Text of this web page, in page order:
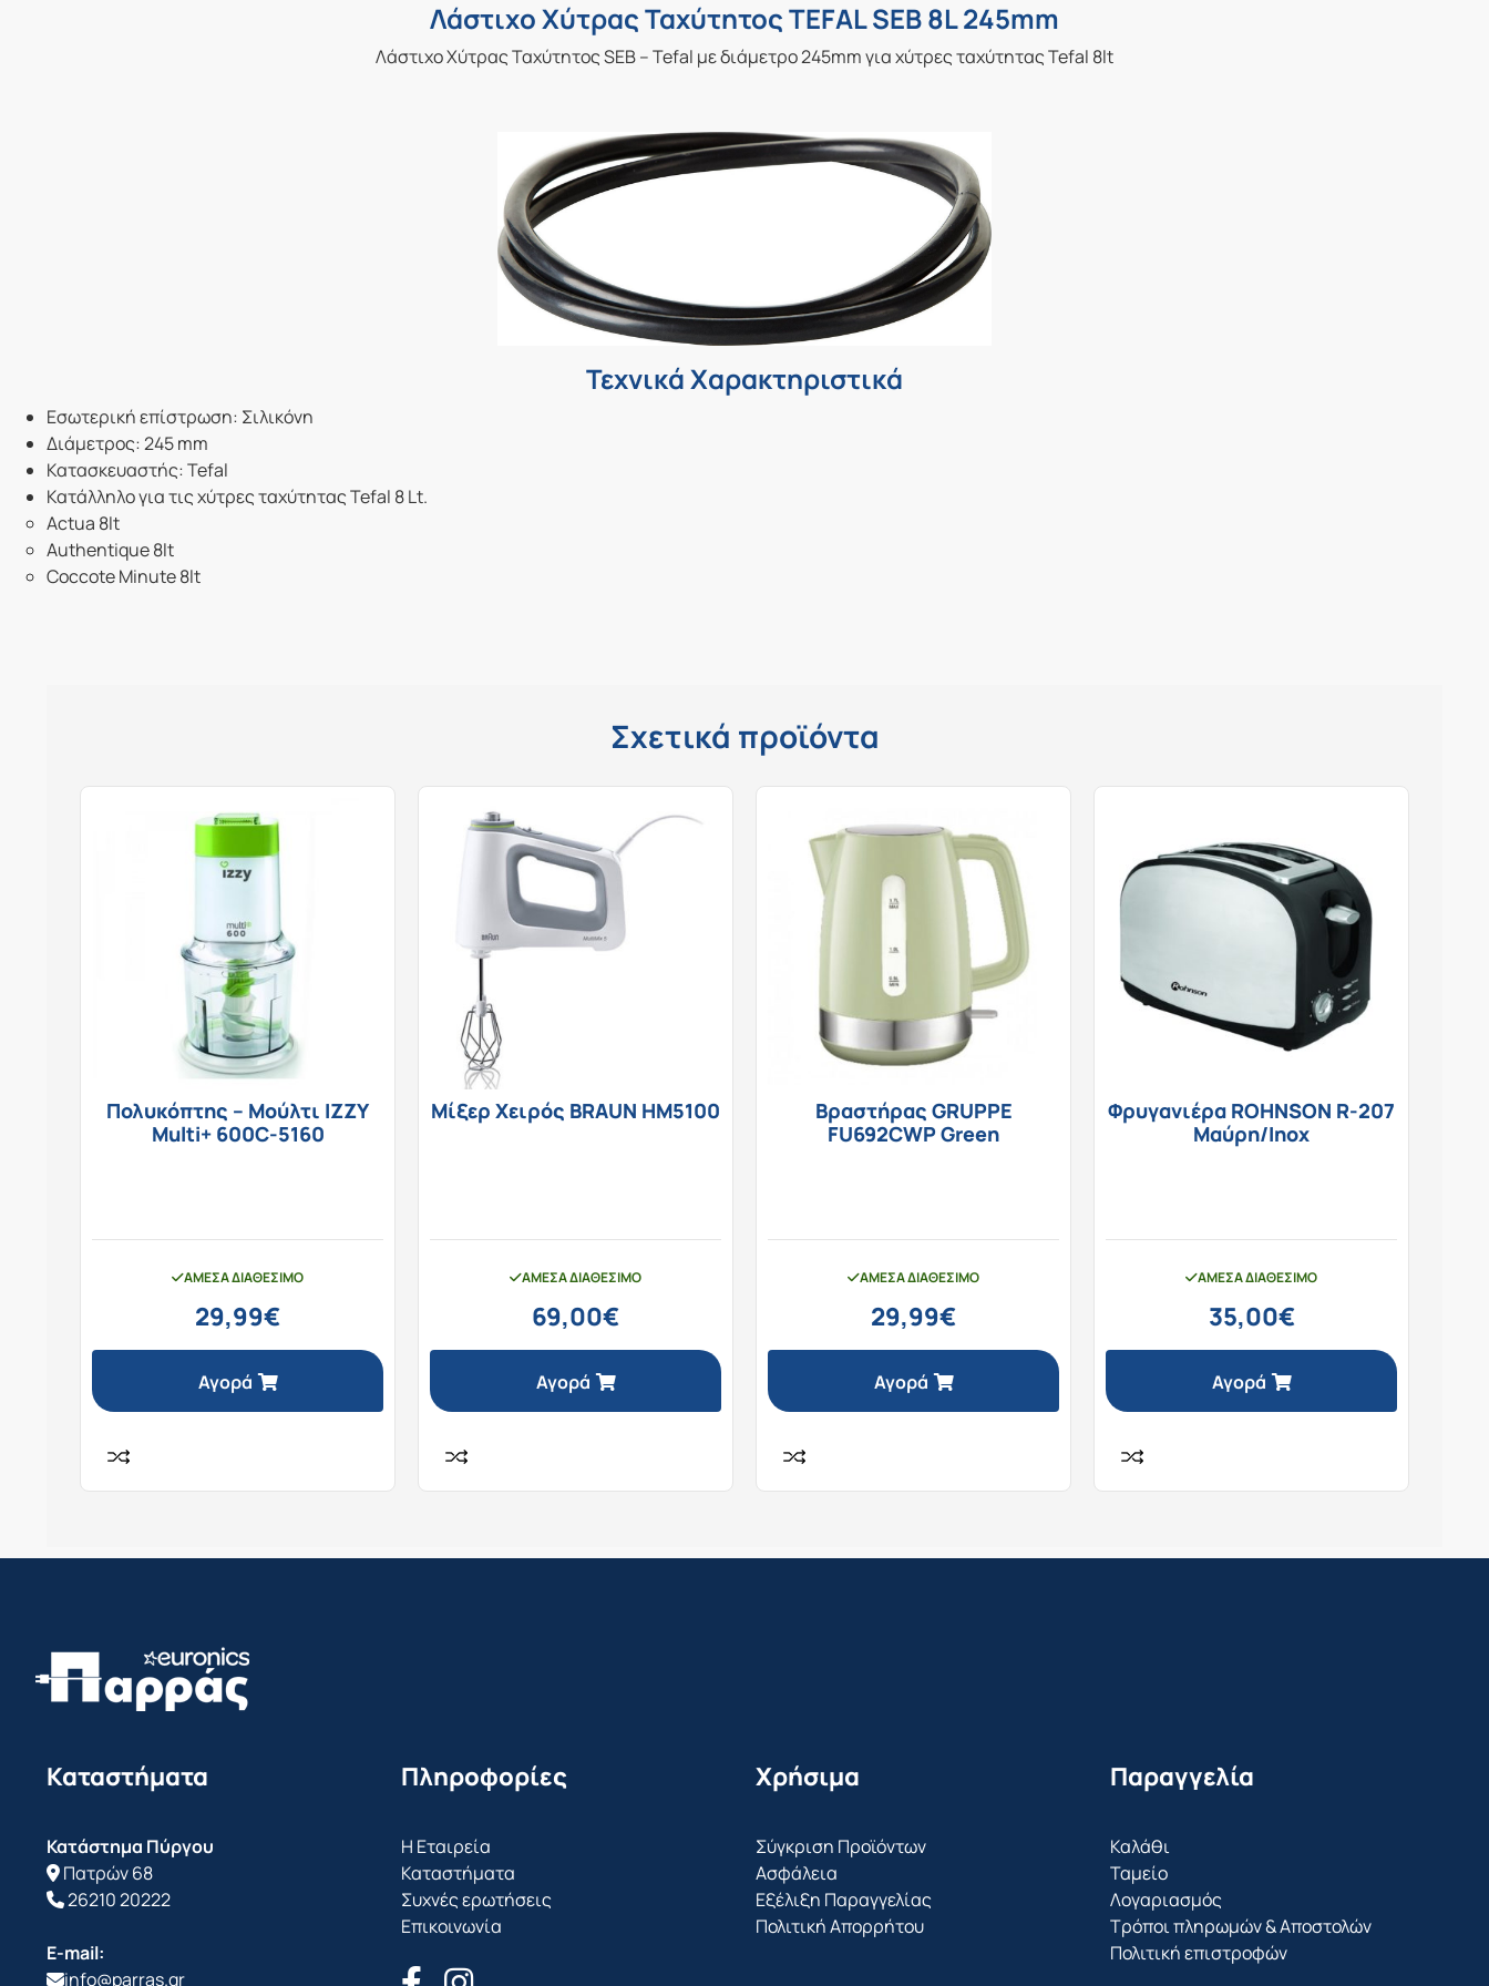
Λάστιχο Χύτρας Ταχύτητος TEFAL SEB 8L 245mm
Λάστιχο Χύτρας Ταχύτητος SEB – Tefal με διάμετρο 245mm για χύτρες ταχύτητας Tefal 8lt
Τεχνικά Χαρακτηριστικά
Εσωτερική επίστρωση: Σιλικόνη
Διάμετρος: 245 mm
Κατασκευαστής: Tefal
Κατάλληλο για τις χύτρες ταχύτητας Tefal 8 Lt.
Actua 8lt
Authentique 8lt
Coccote Minute 8lt
Σχετικά προϊόντα
Πολυκόπτης – Μούλτι IZZY
Multi+ 600C-5160
ΆΜΕΣΑ ΔΙΑΘΈΣΙΜΟ
29,99€
Αγορά
Μίξερ Χειρός BRAUN HM5100
ΆΜΕΣΑ ΔΙΑΘΈΣΙΜΟ
69,00€
Αγορά
Βραστήρας GRUPPE
FU692CWP Green
ΆΜΕΣΑ ΔΙΑΘΈΣΙΜΟ
29,99€
Αγορά
Φρυγανιέρα ROHNSON R-207
Μαύρη/Inox
ΆΜΕΣΑ ΔΙΑΘΈΣΙΜΟ
35,00€
Αγορά
Καταστήματα
Κατάστημα Πύργου
Πατρών 68
26210 20222
E-mail:
info@parras.gr
Πληροφορίες
Η Εταιρεία
Καταστήματα
Συχνές ερωτήσεις
Επικοινωνία
Χρήσιμα
Σύγκριση Προϊόντων
Ασφάλεια
Εξέλιξη Παραγγελίας
Πολιτική Απορρήτου
Παραγγελία
Καλάθι
Ταμείο
Λογαριασμός
Τρόποι πληρωμών & Αποστολών
Πολιτική επιστροφών